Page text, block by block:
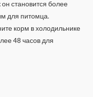
становится более
для питомца.
корм в холодильнике
48 часов для